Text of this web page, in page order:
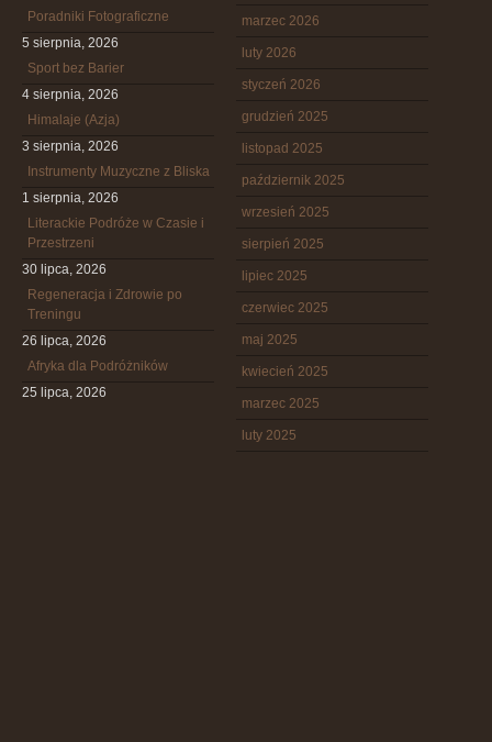
Poradniki Fotograficzne
5 sierpnia, 2026
Sport bez Barier
4 sierpnia, 2026
Himalaje (Azja)
3 sierpnia, 2026
Instrumenty Muzyczne z Bliska
1 sierpnia, 2026
Literackie Podróże w Czasie i
Przestrzeni
30 lipca, 2026
Regeneracja i Zdrowie po
Treningu
26 lipca, 2026
Afryka dla Podróżników
25 lipca, 2026
marzec 2026
luty 2026
styczeń 2026
grudzień 2025
listopad 2025
październik 2025
wrzesień 2025
sierpień 2025
lipiec 2025
czerwiec 2025
maj 2025
kwiecień 2025
marzec 2025
luty 2025